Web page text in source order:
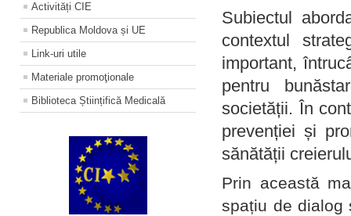
Activități CIE
Republica Moldova și UE
Link-uri utile
Materiale promoţionale
Biblioteca Științifică Medicală
Subiectul
contextul
important,
pentru
societății. În
prevenției și
sănătății
Prin această
spațiu de dialog